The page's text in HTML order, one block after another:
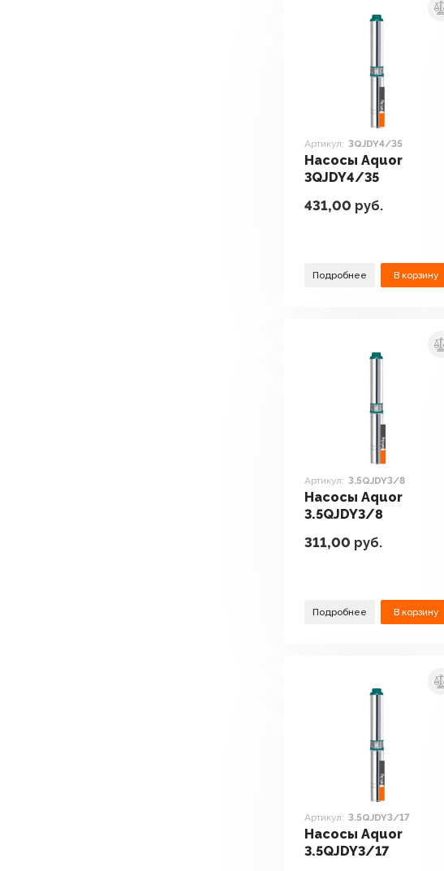
Артикул: 3QJDY4/35
Насосы Aquor
3QJDY4/35
431,00 руб.
Подробнее В корзину
Артикул: 3.5QJDY3/8
Насосы Aquor
3.5QJDY3/8
311,00 руб.
Подробнее В корзину
Артикул: 3.5QJDY3/17
Насосы Aquor
3.5QJDY3/17